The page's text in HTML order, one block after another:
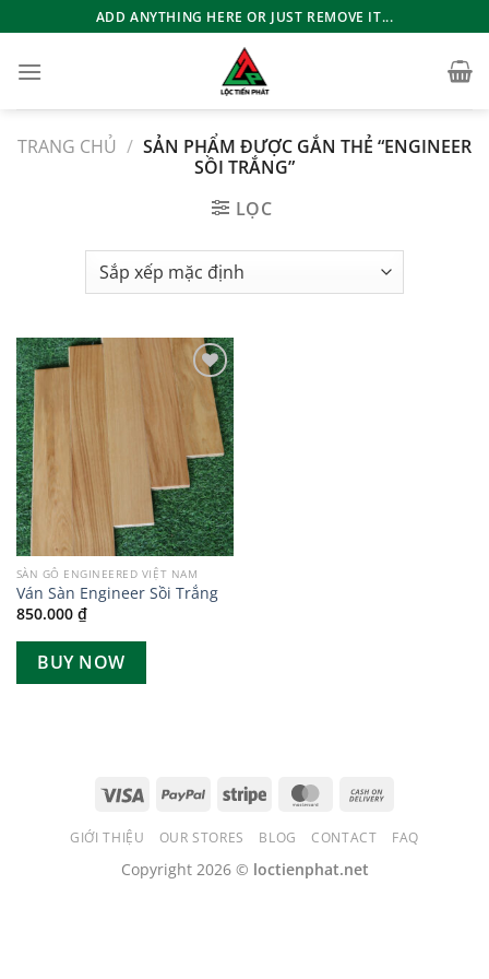
qua
nội
ADD ANYTHING HERE OR JUST REMOVE IT...
TRANG CHỦ / SẢN PHẨM ĐƯỢC GẮN THẺ “ENGINEER
SỒI TRẮNG”
LỌC
Add to
wishlist
SÀN GỖ ENGINEERED VIỆT NAM
Ván Sàn Engineer Sồi Trắng
850.000 ₫
BUY NOW
GIỚI THIỆU OUR STORES BLOG CONTACT FAQ
Copyright 2026 © loctienphat.net